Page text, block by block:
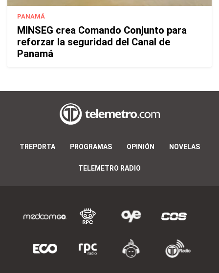
PANAMÁ
MINSEG crea Comando Conjunto para
reforzar la seguridad del Canal de
Panamá
TREPORTA PROGRAMAS OPINIÓN NOVELAS
TELEMETRO RADIO